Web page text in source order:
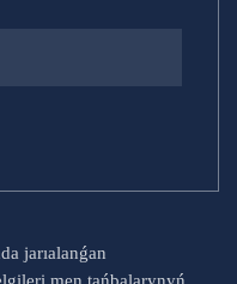
jarıalanǵan